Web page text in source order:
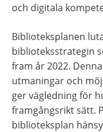
och digitala
Biblioteksplanen
biblioteksstrategin
fram år 2022.
utmaningar och
ger vägledning för
framgångsrikt sätt.
biblioteksplan